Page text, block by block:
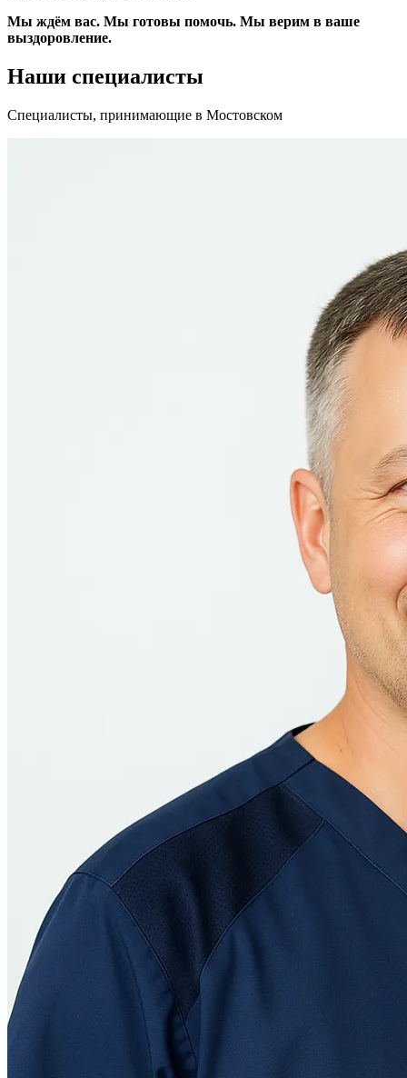
Мы ждём вас. Мы готовы помочь. Мы верим в ваше
выздоровление.
Наши специалисты
Специалисты, принимающие в Мостовском